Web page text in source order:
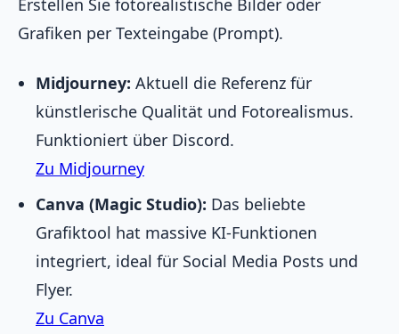
Erstellen Sie fotorealistische Bilder oder
Grafiken per Texteingabe (Prompt).
Midjourney: Aktuell die Referenz für
künstlerische Qualität und Fotorealismus.
Funktioniert über Discord.
Zu Midjourney
Canva (Magic Studio): Das beliebte
Grafiktool hat massive KI-Funktionen
integriert, ideal für Social Media Posts und
Flyer.
Zu Canva